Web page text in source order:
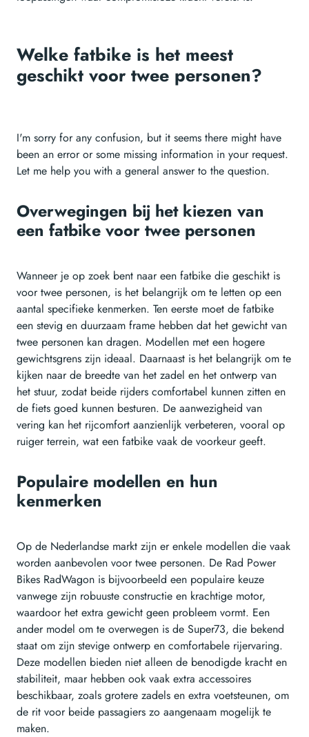
Welke fatbike is het meest
geschikt voor twee personen?
I'm sorry for any confusion, but it seems there might have
been an error or some missing information in your request.
Let me help you with a general answer to the question.
Overwegingen bij het kiezen van
een fatbike voor twee personen
Wanneer je op zoek bent naar een fatbike die geschikt is
voor twee personen, is het belangrijk om te letten op een
aantal specifieke kenmerken. Ten eerste moet de fatbike
een stevig en duurzaam frame hebben dat het gewicht van
twee personen kan dragen. Modellen met een hogere
gewichtsgrens zijn ideaal. Daarnaast is het belangrijk om te
kijken naar de breedte van het zadel en het ontwerp van
het stuur, zodat beide rijders comfortabel kunnen zitten en
de fiets goed kunnen besturen. De aanwezigheid van
vering kan het rijcomfort aanzienlijk verbeteren, vooral op
ruiger terrein, wat een fatbike vaak de voorkeur geeft.
Populaire modellen en hun
kenmerken
Op de Nederlandse markt zijn er enkele modellen die vaak
worden aanbevolen voor twee personen. De Rad Power
Bikes RadWagon is bijvoorbeeld een populaire keuze
vanwege zijn robuuste constructie en krachtige motor,
waardoor het extra gewicht geen probleem vormt. Een
ander model om te overwegen is de Super73, die bekend
staat om zijn stevige ontwerp en comfortabele rijervaring.
Deze modellen bieden niet alleen de benodigde kracht en
stabiliteit, maar hebben ook vaak extra accessoires
beschikbaar, zoals grotere zadels en extra voetsteunen, om
de rit voor beide passagiers zo aangenaam mogelijk te
maken.